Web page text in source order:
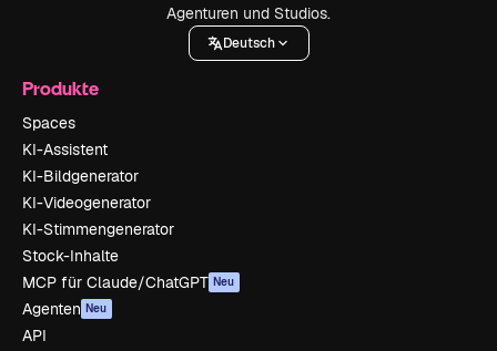
Agenturen und Studios.
Deutsch
Produkte
Spaces
KI-Assistent
KI-Bildgenerator
KI-Videogenerator
KI-Stimmengenerator
Stock-Inhalte
MCP für Claude/ChatGPT Neu
Agenten Neu
API